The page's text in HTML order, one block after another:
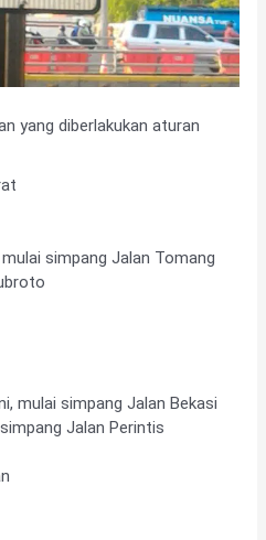
yang diberlakukan aturan
simpang Jalan Tomang
mulai simpang Jalan Bekasi
Jalan Perintis